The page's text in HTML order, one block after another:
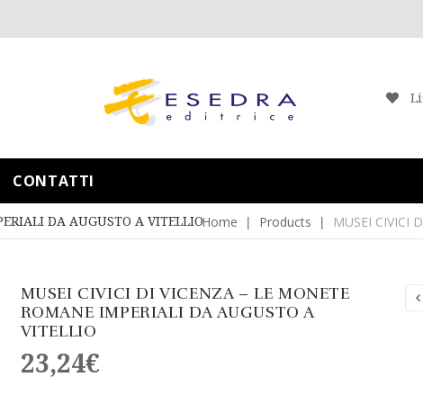
CONTATTI
DA AUGUSTO A VITELLIOHome Products MUSEI CIVICI
MUSEI CIVICI DI VICENZA – LE MONETE
ROMANE IMPERIALI DA AUGUSTO A
VITELLIO
23,24€